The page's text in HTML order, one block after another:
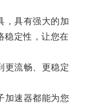
具有强大的加
稳定性，让您在
流畅、更稳定
速器都能为您